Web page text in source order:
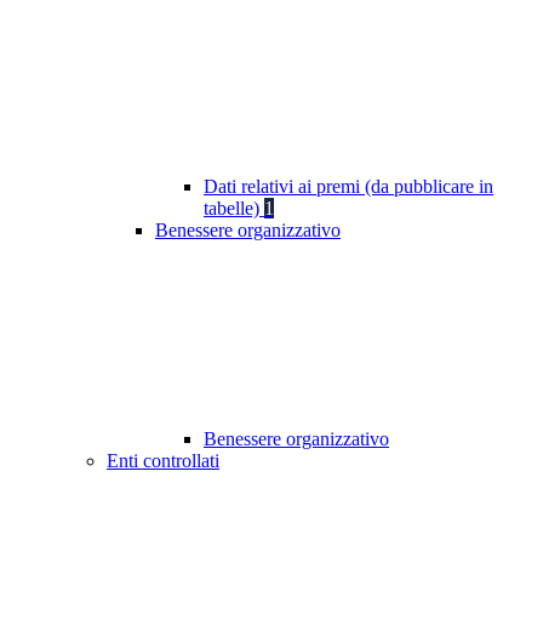
Dati relativi ai premi (da pubblicare in
tabelle) 1
Benessere organizzativo
Benessere organizzativo
Enti controllati